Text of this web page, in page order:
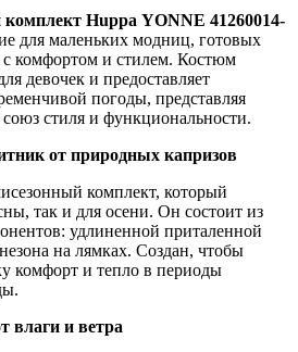
комплект Huppa YONNE 41260014-
для маленьких модниц, готовых
с комфортом и стилем. Костюм
девочек и предоставляет
погоды, представляя
стиля и функциональности.
от природных капризов
комплект, который
так и для осени. Он состоит из
удлиненной приталенной
на лямках. Создан, чтобы
комфорт и тепло в периоды
влаги и ветра